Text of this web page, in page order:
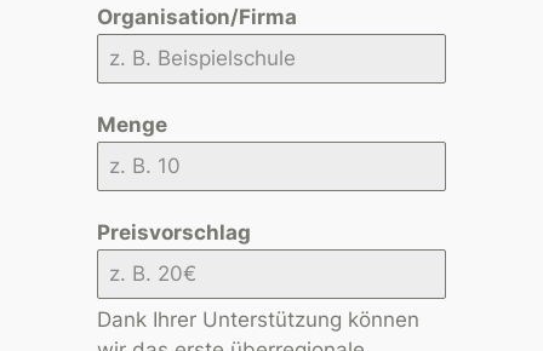
Organisation/Firma
Menge
Preisvorschlag
Dank Ihrer Unterstützung können